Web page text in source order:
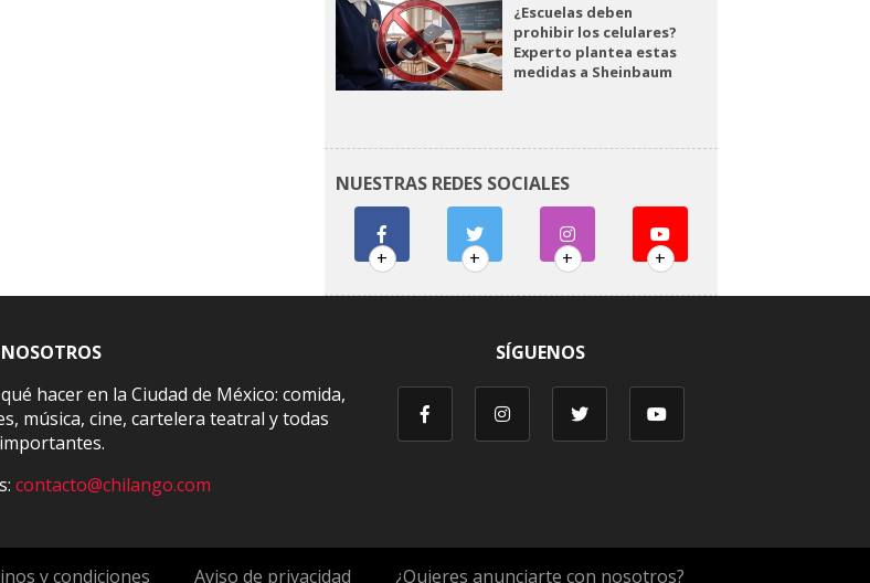
¿Escuelas deben
prohibir los celulares?
Experto plantea estas
medidas a Sheinbaum
NUESTRAS REDES SOCIALES
+ + + +
hacer en la Ciudad de México: comida,
música, cine, cartelera teatral y todas
contacto@chilango.com
SÍGUENOS
y condiciones Aviso de privacidad ¿Quieres anunciarte con nosotros?